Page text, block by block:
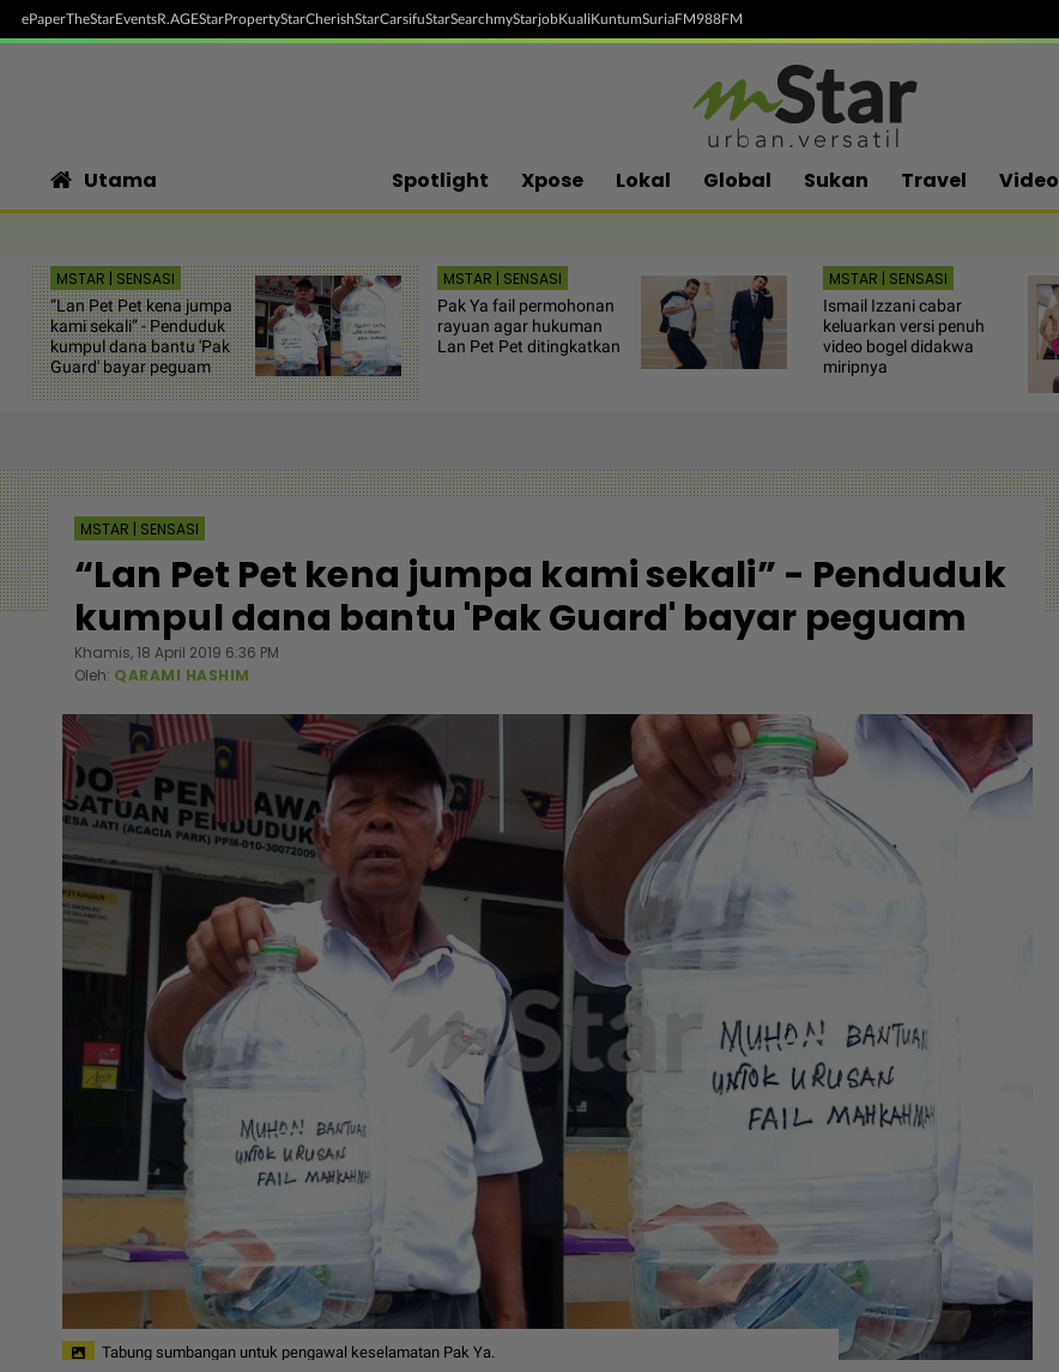
ePaperTheStarEventsR.AGEStarPropertyStarCherishStarCarsifuStarSearchmyStarjobKualiKuntumSuriaFM988FM
Utama Spotlight Xpose Lokal Global Sukan Travel Video
MSTAR | SENSASI
“Lan Pet Pet kena jumpa
kami sekali” - Penduduk
kumpul dana bantu 'Pak
Guard' bayar peguam
MSTAR | SENSASI
Pak Ya fail permohonan
rayuan agar hukuman
Lan Pet Pet ditingkatkan
MSTAR | SENSASI
Ismail Izzani cabar
keluarkan versi penuh
video bogel didakwa
miripnya
MSTAR | SENSASI
“Lan Pet Pet kena jumpa kami sekali” - Penduduk
kumpul dana bantu 'Pak Guard' bayar peguam
Khamis, 18 April 2019 6:36 PM
Oleh: QARAMI HASHIM
Tabung sumbangan untuk pengawal keselamatan Pak Ya.